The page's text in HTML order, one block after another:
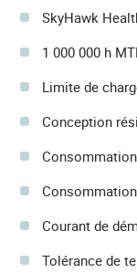
SkyHawk
1 000 000 h
Limite de
Conception
Courant de
Tolérance de